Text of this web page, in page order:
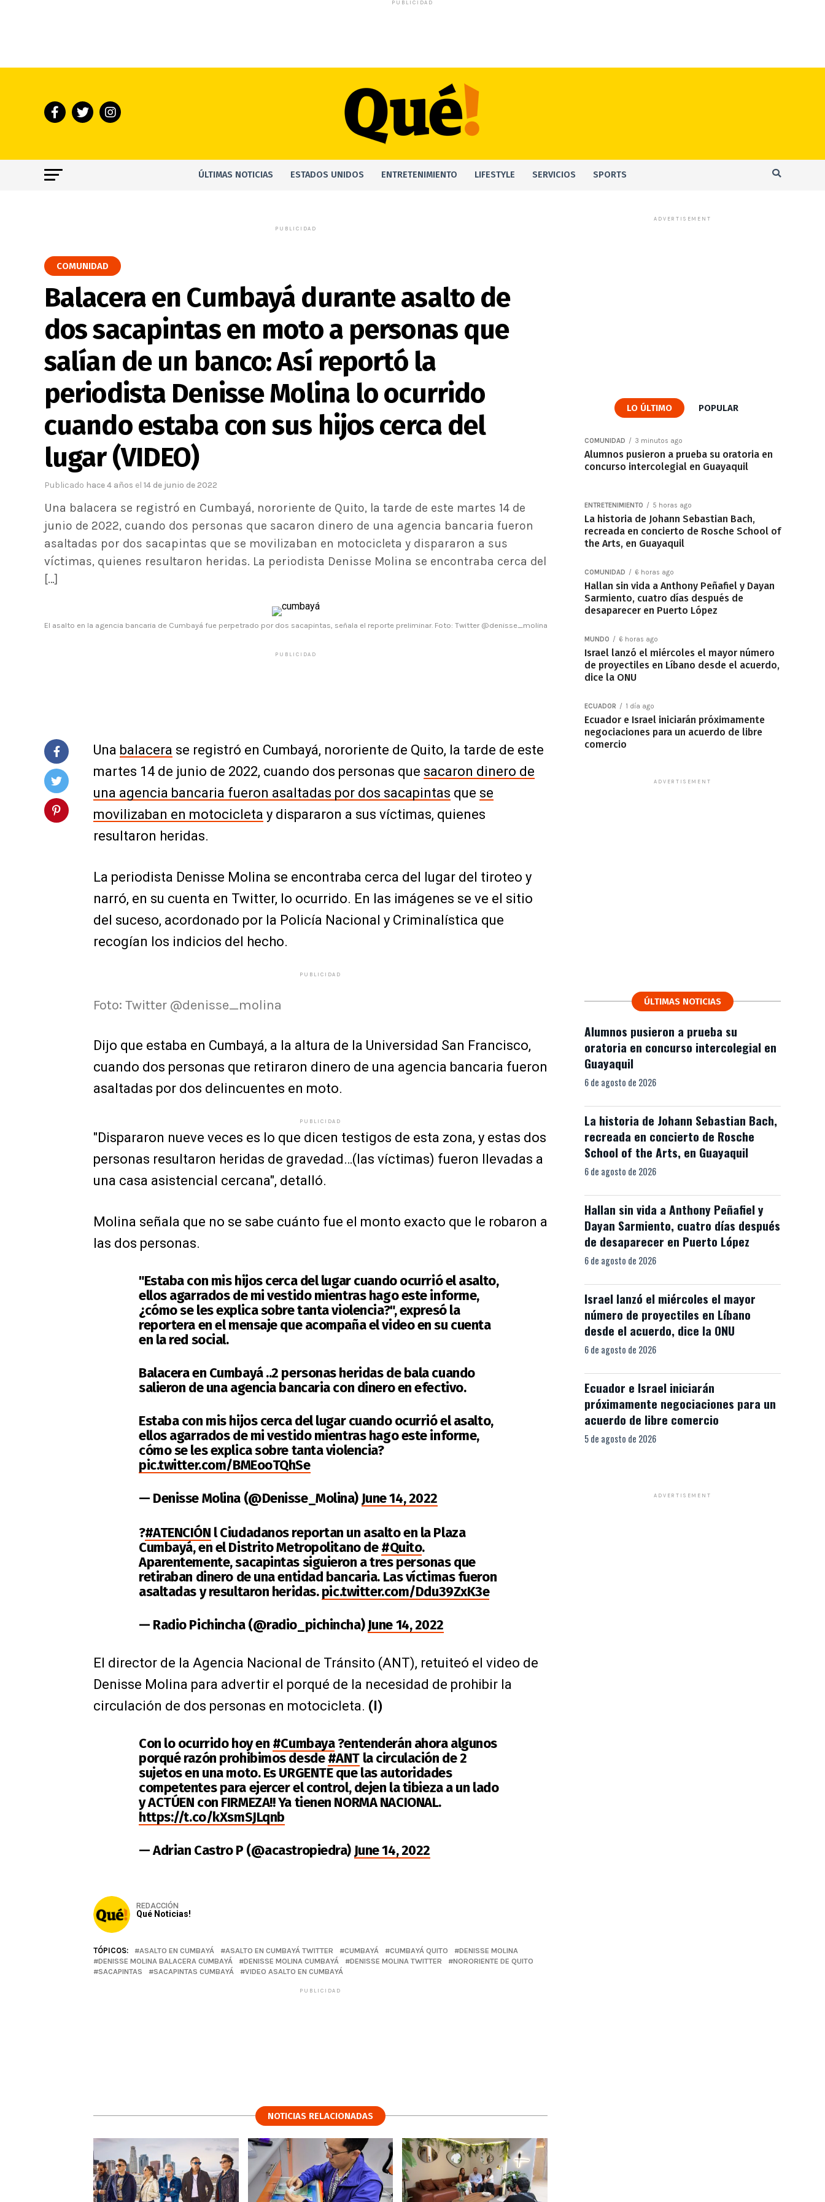
PUBLICIDAD
ÚLTIMAS NOTICIAS ESTADOS UNIDOS ENTRETENIMIENTO LIFESTYLE SERVICIOS SPORTS
PUBLICIDAD
COMUNIDAD
Balacera en Cumbayá durante asalto de
dos sacapintas en moto a personas que
salían de un banco: Así reportó la
periodista Denisse Molina lo ocurrido
cuando estaba con sus hijos cerca del
lugar (VIDEO)
Publicado hace 4 años el 14 de junio de 2022
Una balacera se registró en Cumbayá, nororiente de Quito, la tarde de este martes 14 de
junio de 2022, cuando dos personas que sacaron dinero de una agencia bancaria fueron
asaltadas por dos sacapintas que se movilizaban en motocicleta y dispararon a sus
víctimas, quienes resultaron heridas. La periodista Denisse Molina se encontraba cerca del
[…]
El asalto en la agencia bancaria de Cumbayá fue perpetrado por dos sacapintas, señala el reporte preliminar. Foto: Twitter @denisse_molina
PUBLICIDAD
Una balacera se registró en Cumbayá, nororiente de Quito, la tarde de este
martes 14 de junio de 2022, cuando dos personas que sacaron dinero de
una agencia bancaria fueron asaltadas por dos sacapintas que se
movilizaban en motocicleta y dispararon a sus víctimas, quienes
resultaron heridas.
La periodista Denisse Molina se encontraba cerca del lugar del tiroteo y
narró, en su cuenta en Twitter, lo ocurrido. En las imágenes se ve el sitio
del suceso, acordonado por la Policía Nacional y Criminalística que
recogían los indicios del hecho.
PUBLICIDAD
Foto: Twitter @denisse_molina
Dijo que estaba en Cumbayá, a la altura de la Universidad San Francisco,
cuando dos personas que retiraron dinero de una agencia bancaria fueron
asaltadas por dos delincuentes en moto.
PUBLICIDAD
"Dispararon nueve veces es lo que dicen testigos de esta zona, y estas dos
personas resultaron heridas de gravedad…(las víctimas) fueron llevadas a
una casa asistencial cercana", detalló.
Molina señala que no se sabe cuánto fue el monto exacto que le robaron a
las dos personas.
"Estaba con mis hijos cerca del lugar cuando ocurrió el asalto,
ellos agarrados de mi vestido mientras hago este informe,
¿cómo se les explica sobre tanta violencia?", expresó la
reportera en el mensaje que acompaña el video en su cuenta
en la red social.
Balacera en Cumbayá ..2 personas heridas de bala cuando
salieron de una agencia bancaria con dinero en efectivo.
Estaba con mis hijos cerca del lugar cuando ocurrió el asalto,
ellos agarrados de mi vestido mientras hago este informe,
cómo se les explica sobre tanta violencia?
pic.twitter.com/BMEooTQhSe
— Denisse Molina (@Denisse_Molina) June 14, 2022
?#ATENCIÓN l Ciudadanos reportan un asalto en la Plaza
Cumbayá, en el Distrito Metropolitano de#Quito.
Aparentemente, sacapintas siguieron a tres personas que
retiraban dinero de una entidad bancaria. Las víctimas fueron
asaltadas y resultaron heridas.pic.twitter.com/Ddu39ZxK3e
— Radio Pichincha (@radio_pichincha)June 14, 2022
El director de la Agencia Nacional de Tránsito (ANT), retuiteó el video de
Denisse Molina para advertir el porqué de la necesidad de prohibir la
circulación de dos personas en motocicleta. (I)
Con lo ocurrido hoy en #Cumbaya?entenderán ahora algunos
porqué razón prohibimos desde#ANT la circulación de 2
sujetos en una moto. Es URGENTE que las autoridades
competentes para ejercer el control, dejen la tibieza a un lado
y ACTÚEN con FIRMEZA!! Ya tienen NORMA NACIONAL.
https://t.co/kXsmSJLqnb
— Adrian Castro P (@acastropiedra) June 14, 2022
REDACCIÓN
Qué Noticias!
TÓPICOS: ASALTO EN CUMBAYÁ ASALTO EN CUMBAYÁ TWITTER CUMBAYÁ CUMBAYÁ QUITO
DENISSE MOLINA
DENISSE MOLINA BALACERA CUMBAYÁ
DENISSE MOLINA CUMBAYÁ DENISSE MOLINA TWITTER
NORORIENTE DE QUITO
SACAPINTAS
SACAPINTAS CUMBAYÁ VIDEO ASALTO EN CUMBAYÁ
PUBLICIDAD
NOTICIAS RELACIONADAS
ADVERTISEMENT
LO ÚLTIMO POPULAR
COMUNIDAD 3 minutos ago
Alumnos pusieron a prueba su oratoria en
concurso intercolegial en Guayaquil
ENTRETENIMIENTO 5 horas ago
La historia de Johann Sebastian Bach,
recreada en concierto de Rosche School of
the Arts, en Guayaquil
COMUNIDAD 6 horas ago
Hallan sin vida a Anthony Peñafiel y Dayan
Sarmiento, cuatro días después de
desaparecer en Puerto López
MUNDO 6 horas ago
Israel lanzó el miércoles el mayor número
de proyectiles en Líbano desde el acuerdo,
dice la ONU
ECUADOR 1 día ago
Ecuador e Israel iniciarán próximamente
negociaciones para un acuerdo de libre
comercio
ADVERTISEMENT
ÚLTIMAS NOTICIAS
Alumnos pusieron a prueba su
oratoria en concurso intercolegial en
Guayaquil
6 de agosto de 2026
La historia de Johann Sebastian Bach,
recreada en concierto de Rosche
School of the Arts, en Guayaquil
6 de agosto de 2026
Hallan sin vida a Anthony Peñafiel y
Dayan Sarmiento, cuatro días después
de desaparecer en Puerto López
6 de agosto de 2026
Israel lanzó el miércoles el mayor
número de proyectiles en Líbano
desde el acuerdo, dice la ONU
6 de agosto de 2026
Ecuador e Israel iniciarán
próximamente negociaciones para un
acuerdo de libre comercio
5 de agosto de 2026
ADVERTISEMENT